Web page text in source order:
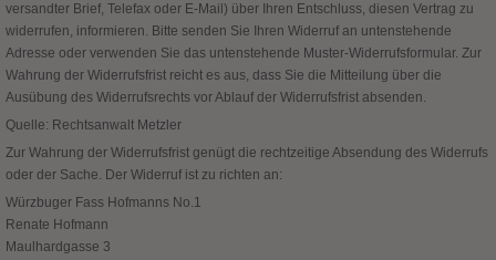
versandter Brief, Telefax oder E-Mail) über Ihren Entschluss, diesen Vertrag zu
widerrufen, informieren. Bitte senden Sie Ihren Widerruf an untenstehende
Adresse oder verwenden Sie das untenstehende Muster-Widerrufsformular. Zur
Wahrung der Widerrufsfrist reicht es aus, dass Sie die Mitteilung über die
Ausübung des Widerrufsrechts vor Ablauf der Widerrufsfrist absenden.
Quelle: Rechtsanwalt Metzler
Zur Wahrung der Widerrufsfrist genügt die rechtzeitige Absendung des Widerrufs
oder der Sache. Der Widerruf ist zu richten an:
Würzbuger Fass Hofmanns No.1
Renate Hofmann
Maulhardgasse 3